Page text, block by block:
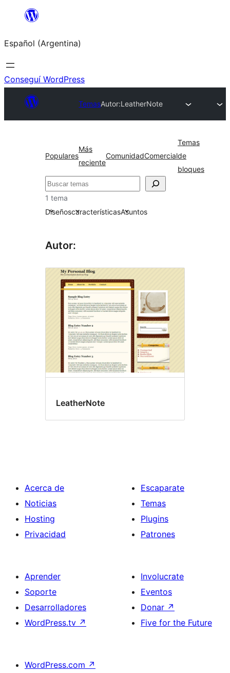
Saltar
contenido
Español (Argentina)
Conseguí WordPress
TemasAutor:LeatherNote
Populares
Más
reciente
ComunidadComercial
Temas
de
bloques
Buscar
1 tema
DiseñoscaracterísticasAsuntos
Autor:
LeatherNote
Acerca de
Noticias
Hosting
Privacidad
Escaparate
Temas
Plugins
Patrones
Aprender
Soporte
Desarrolladores
WordPress.tv ↗
Involucrate
Eventos
Donar ↗
Five for the Future
WordPress.com ↗